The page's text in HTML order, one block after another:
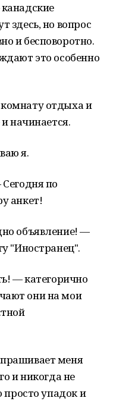
здесь, но вопрос
и бесповоротно.
это особенно
отдыха и
начинается.
я.
по
анкет!
объявление! —
"Иностранец".
— категорично
они на мои
меня
и никогда не
просто упадок и